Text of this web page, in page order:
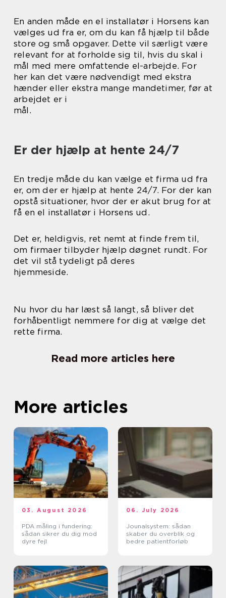
En anden måde en el installatør i Horsens kan
vælges ud fra er, om du kan få hjælp til både
store og små opgaver. Dette vil særligt være
relevant for at forholde sig til, hvis du skal i
mål med mere omfattende el-arbejde. For
her kan det være nødvendigt med ekstra
hænder eller ekstra mange mandetimer, før at
arbejdet er i
mål.
Er der hjælp at hente 24/7
En tredje måde du kan vælge et firma ud fra
er, om der er hjælp at hente 24/7. For der kan
opstå situationer, hvor der er akut brug for at
få en el installatør i Horsens ud.
Det er, heldigvis, ret nemt at finde frem til,
om firmaer tilbyder hjælp døgnet rundt. For
det vil stå tydeligt på deres
hjemmeside.
Nu hvor du har læst så langt, så bliver det
forhåbentligt nemmere for dig at vælge det
rette firma.
Read more articles here
More articles
03. August 2026
PDA måling i fundering:
sådan sikrer du dig mod
dyre fejl
06. July 2026
Jounalsystem: sådan
skaber du overblik og
bedre patientforløb